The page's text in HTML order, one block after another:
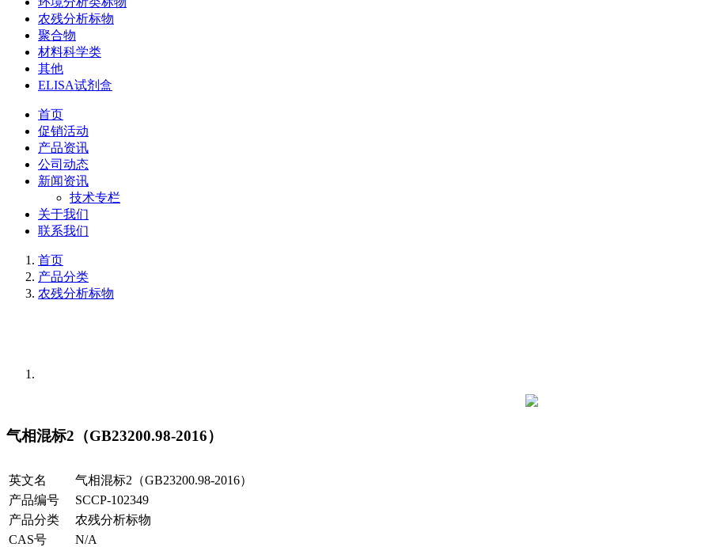
农残分析标物
聚合物
材料科学类
其他
ELISA试剂盒
首页
促销活动
产品资讯
公司动态
新闻资讯
技术专栏
关于我们
联系我们
首页
产品分类
农残分析标物
气相混标2（GB23200.98-2016）
英文名
气相混标2（GB23200.98-2016）
产品编号
SCCP-102349
产品分类
农残分析标物
CAS号
N/A